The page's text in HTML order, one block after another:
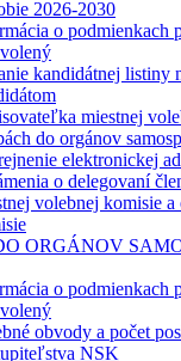
2026-2030
o podmienkach
kandidátnej listiny
miestnej
do orgánov
elektronickej
o delegovaní
volebnej komisie
ORGÁNOV
o podmienkach
obvody a počet
NSK